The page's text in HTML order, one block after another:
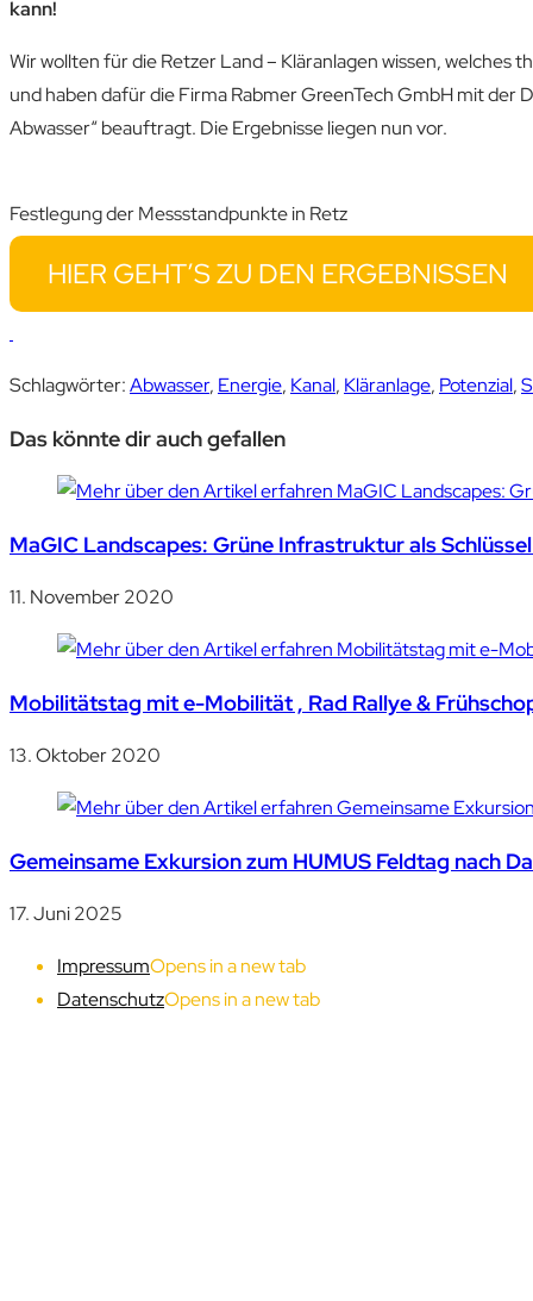
kann!
Wir wollten für die Retzer Land – Kläranlagen wissen, welches
und haben dafür die Firma Rabmer GreenTech GmbH mit der
Abwasser“ beauftragt. Die Ergebnisse liegen nun vor.
Festlegung der Messstandpunkte in Retz
HIER GEHT’S ZU DEN ERGEBNISSEN
Schlagwörter:Abwasser, Energie, Kanal, Kläranlage, Potenzial,
Das könnte dir auch gefallen
MaGIC Landscapes: Grüne Infrastruktur als
11. November 2020
Mobilitätstag mit e-Mobilität , Rad Rallye &
13. Oktober 2020
Gemeinsame Exkursion zum HUMUS Feldtag nach
17. Juni 2025
ImpressumOpens in a new tab
DatenschutzOpens in a new tab